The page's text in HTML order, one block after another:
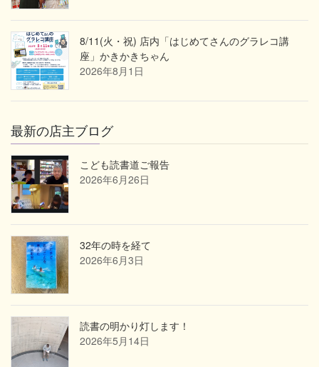
8/11(火・祝) 店内「はじめてさんのグラレコ講
座」かきかきちゃん
2026年8月1日
最新の店主ブログ
こども読書道ご報告
2026年6月26日
32年の時を経て
2026年6月3日
読書の明かり灯します！
2026年5月14日